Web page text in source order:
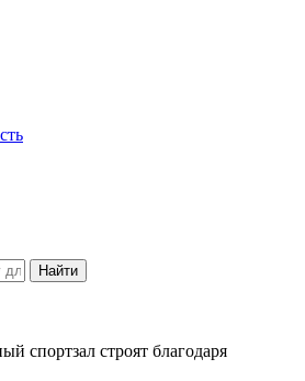
Найти
спортзал строят благодаря